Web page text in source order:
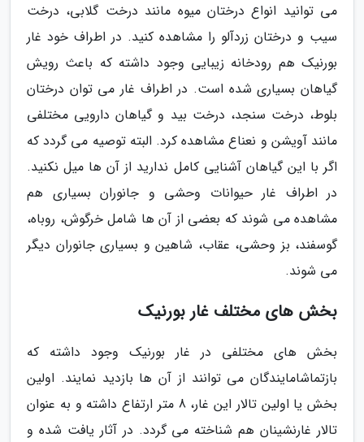
می توانید انواع درختان میوه مانند درخت گلابی، درخت
سیب و درختان زردآلو را مشاهده کنید. در اطراف خود غار
بورنیک هم رودخانه زیبایی وجود داشته که باعث رویش
گیاهان بسیاری شده است. در اطراف غار می توان درختان
بلوط، درخت سنجد، درخت بید و گیاهان دارویی مختلفی
مانند آویشن و نعناع مشاهده کرد. البته توصیه می گردد که
اگر با این گیاهان آشنایی کامل ندارید از آن ها میل نکنید.
در اطراف غار حیوانات وحشی و جانوران بسیاری هم
مشاهده می شوند که بعضی از آن ها شامل خرگوش، روباه،
گوسفند، بز وحشی، عقاب، شاهین و بسیاری جانوران دیگر
می شوند.
بخش های مختلف غار بورنیک
بخش های مختلفی در غار بورنیک وجود داشته که
بازتماشامایندگان می توانند از آن ها بازدید نمایند. اولین
بخش یا اولین تالار این غار، 8 متر ارتفاع داشته و به عنوان
تالار غارنشینان هم شناخته می گردد. در آثار یافت شده و